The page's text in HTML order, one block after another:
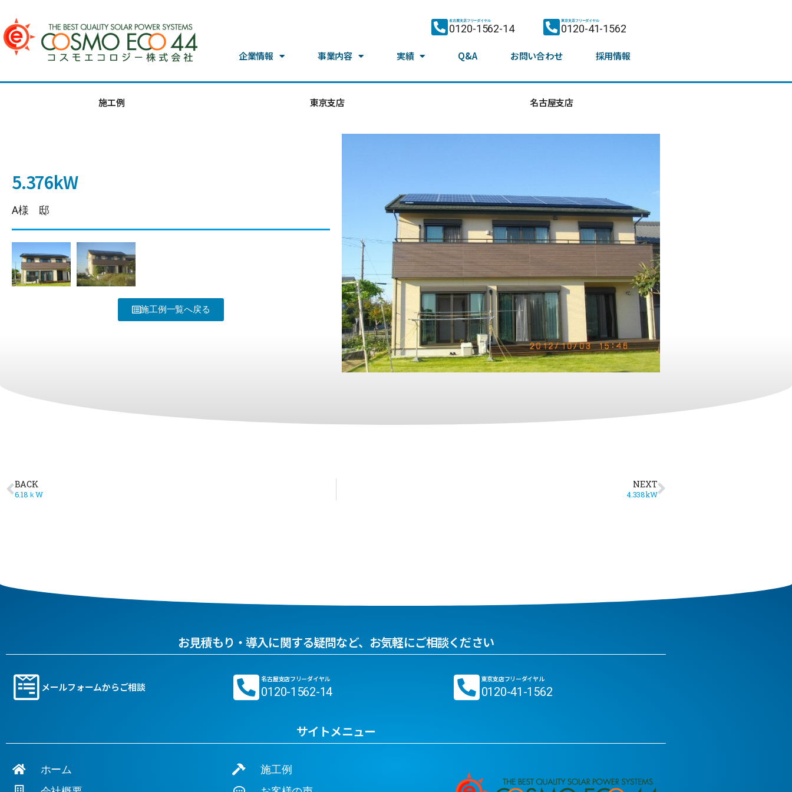
名古屋支店フリーダイヤル
0120-1562-14
東京支店フリーダイヤル
0120-41-1562
企業情報 事業内容 実績 Q&A お問い合わせ 採用情報
施工例 東京支店 名古屋支店
5.376kW
A様 邸
施工例一覧へ戻る
BACK
6.18ｋW
NEXT
4.338kW
お見積もり・導入に関する疑問など、お気軽にご相談ください
メールフォームからご相談
名古屋支店フリーダイヤル
0120-1562-14
東京支店フリーダイヤル
0120-41-1562
サイトメニュー
ホーム
施工例